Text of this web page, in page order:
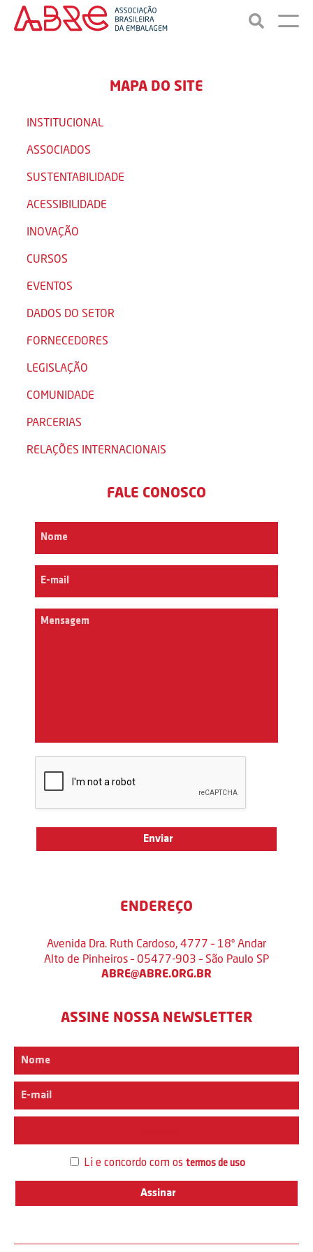
MAPA DO SITE
INSTITUCIONAL
ASSOCIADOS
SUSTENTABILIDADE
ACESSIBILIDADE
INOVAÇÃO
CURSOS
EVENTOS
DADOS DO SETOR
FORNECEDORES
LEGISLAÇÃO
COMUNIDADE
PARCERIAS
RELAÇÕES INTERNACIONAIS
FALE CONOSCO
ENDEREÇO
Avenida Dra. Ruth Cardoso, 4777 – 18º Andar
Alto de Pinheiros – 05477-903 – São Paulo SP
ABRE@ABRE.ORG.BR
ASSINE NOSSA NEWSLETTER
Li e concordo com os termos de uso